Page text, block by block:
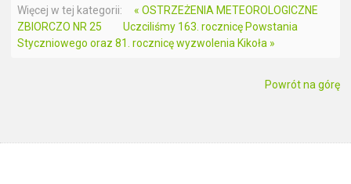
Więcej w tej kategorii:
« OSTRZEŻENIA METEOROLOGICZNE
ZBIORCZO NR 25
Uczciliśmy 163. rocznicę Powstania
Styczniowego oraz 81. rocznicę wyzwolenia Kikoła »
Powrót na górę